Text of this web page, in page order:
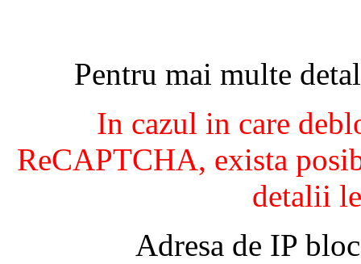
Pentru mai multe
In cazul in care
ReCAPTCHA, exista
detalii
Adresa de IP